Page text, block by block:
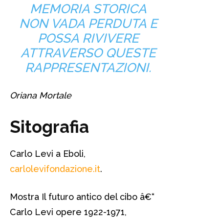
MEMORIA STORICA
NON VADA PERDUTA E
POSSA RIVIVERE
ATTRAVERSO QUESTE
RAPPRESENTAZIONI.
Oriana Mortale
Sitografia
Carlo Levi a Eboli,
carlolevifondazione.it.
Mostra Il futuro antico del cibo â€“
Carlo Levi opere 1922-1971,